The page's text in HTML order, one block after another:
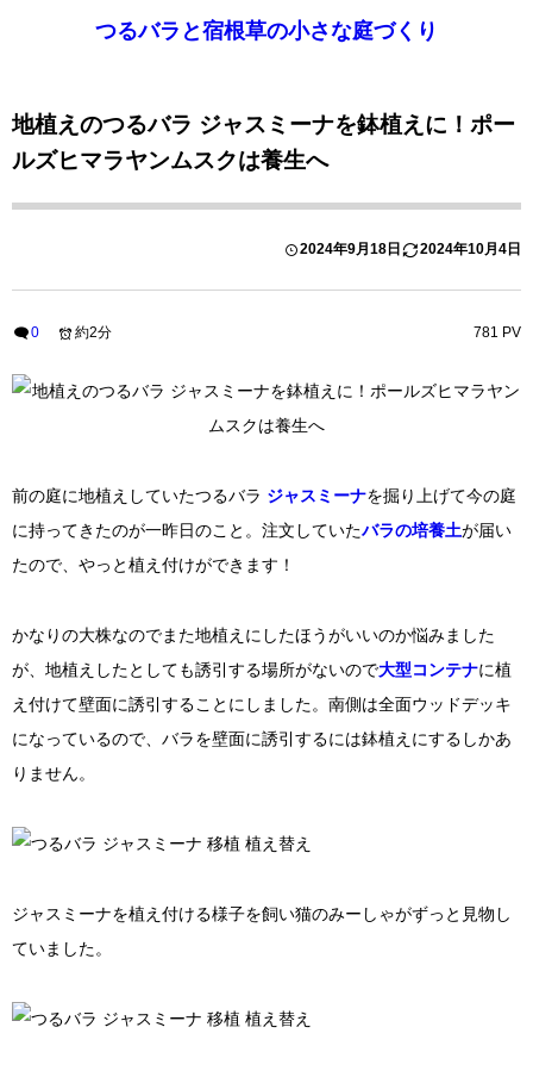
つるバラと宿根草の小さな庭づくり
地植えのつるバラ ジャスミーナを鉢植えに！ポー
ルズヒマラヤンムスクは養生へ
2024年9月18日 2024年10月4日
0 781 PV
約2分
前の庭に地植えしていたつるバラ ジャスミーナを掘り上げて今の庭
に持ってきたのが一昨日のこと。注文していたバラの培養土が届い
たので、やっと植え付けができます！
かなりの大株なのでまた地植えにしたほうがいいのか悩みました
が、地植えしたとしても誘引する場所がないので大型コンテナに植
え付けて壁面に誘引することにしました。南側は全面ウッドデッキ
になっているので、バラを壁面に誘引するには鉢植えにするしかあ
りません。
ジャスミーナを植え付ける様子を飼い猫のみーしゃがずっと見物し
ていました。